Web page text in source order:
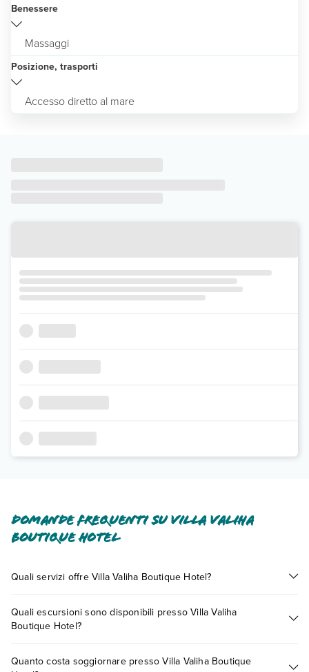
Benessere
Massaggi
Posizione, trasporti
Accesso diretto al mare
Domande frequenti su Villa Valiha
Boutique Hotel
Quali servizi offre Villa Valiha Boutique Hotel?
pagamento tra cui: aria condizionata, asciugacapelli, cassetta
di sicurezza in camera, wi-fi in aree comuni, wi-fi in camera.
descrizione
Quali escursioni sono disponibili presso Villa Valiha
Boutique Hotel?
presso Villa Valiha Boutique Hotel. Scoprile tutte nella
sezione
Quanto costa soggiornare presso Villa Valiha Boutique